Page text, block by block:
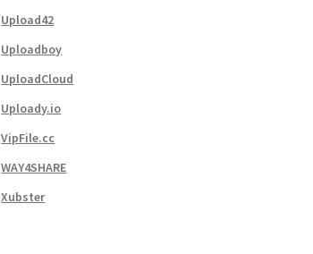
Upload42
Uploadboy
UploadCloud
Uploady.io
VipFile.cc
WAY4SHARE
Xubster